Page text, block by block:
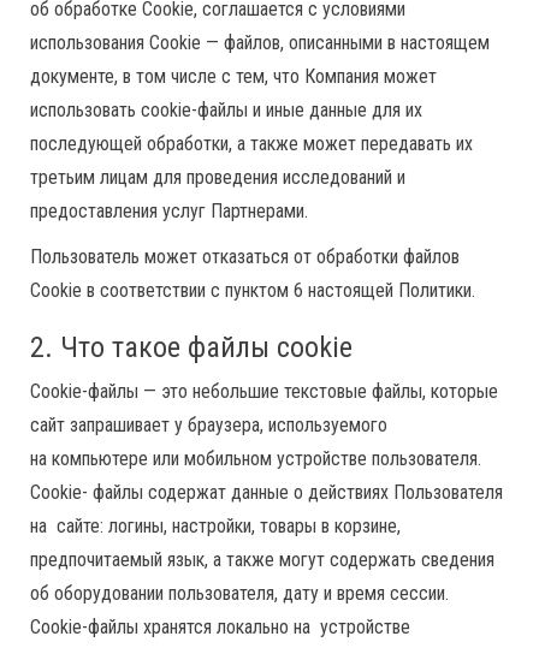
об обработке Cookie, соглашается с условиями
использования Сookie — файлов, описанными в настоящем
документе, в том числе с тем, что Компания может
использовать cookie-файлы и иные данные для их
последующей обработки, а также может передавать их
третьим лицам для проведения исследований и
предоставления услуг Партнерами.
Пользователь может отказаться от обработки файлов
Cookie в соответствии с пунктом 6 настоящей Политики.
2. Что такое файлы cookie
Сookie-файлы — это небольшие текстовые файлы, которые
сайт запрашивает у браузера, используемого
на компьютере или мобильном устройстве пользователя.
Cookie- файлы содержат данные о действиях Пользователя
на сайте: логины, настройки, товары в корзине,
предпочитаемый язык, а также могут содержать сведения
об оборудовании пользователя, дату и время сессии.
Сookie-файлы хранятся локально на устройстве